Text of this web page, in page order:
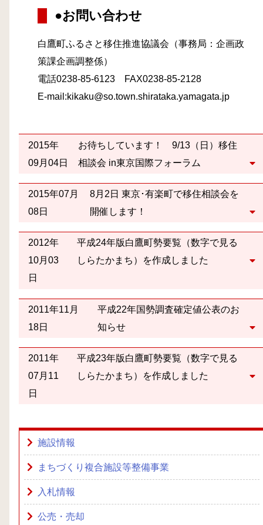
●お問い合わせ
白鷹町ふるさと移住推進協議会（事務局：企画政
策課企画調整係）
電話0238-85-6123 FAX0238-85-2128
E-mail:kikaku@so.town.shirataka.yamagata.jp
2015年
09月04日
お待ちしています！ 9/13（日）移住
相談会 in東京国際フォーラム
2015年07月
08日
8月2日 東京･有楽町で移住相談会を
開催します！
2012年
10月03
日
平成24年版白鷹町勢要覧（数字で見る
しらたかまち）を作成しました
2011年11月
18日
平成22年国勢調査確定値公表のお
知らせ
2011年
07月11
日
平成23年版白鷹町勢要覧（数字で見る
しらたかまち）を作成しました
施設情報
まちづくり複合施設等整備事業
入札情報
公売・売却